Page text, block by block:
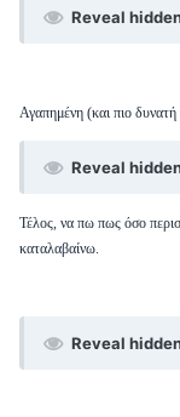
Reveal
Αγαπημένη (και πιο
Reveal
Τέλος, να πω πως όσο
καταλαβαίνω.
Reveal